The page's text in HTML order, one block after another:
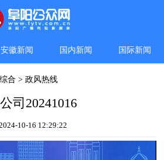
安徽新闻 国内新闻 国际新闻
合 >政风热线
司20241016
10-16 12:29:22